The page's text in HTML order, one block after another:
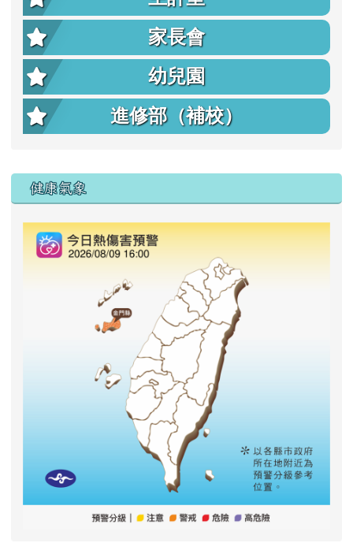
家長會
幼兒園
進修部（補校）
右邊區域內容
健康氣象